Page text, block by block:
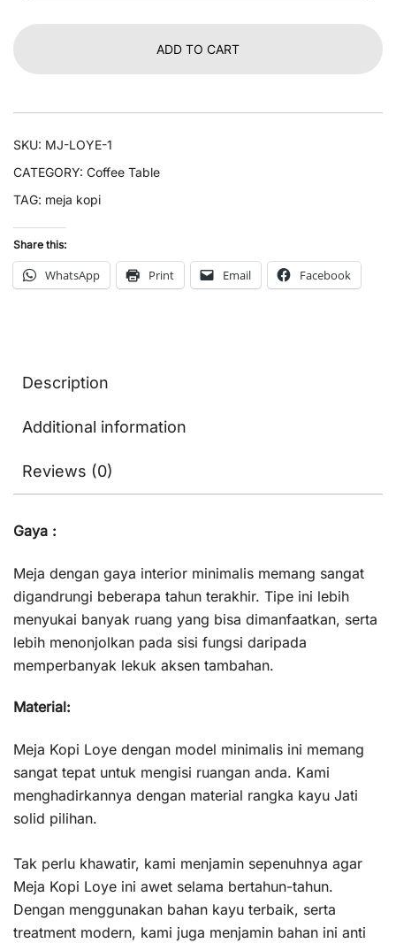
ADD TO CART
SKU: MJ-LOYE-1
CATEGORY: Coffee Table
TAG: meja kopi
Share this:
WhatsApp Print Email Facebook
Description
Additional information
Reviews (0)
Gaya :
Meja dengan gaya interior minimalis memang sangat
digandrungi beberapa tahun terakhir. Tipe ini lebih
menyukai banyak ruang yang bisa dimanfaatkan, serta
lebih menonjolkan pada sisi fungsi daripada
memperbanyak lekuk aksen tambahan.
Material:
Meja Kopi Loye dengan model minimalis ini memang
sangat tepat untuk mengisi ruangan anda. Kami
menghadirkannya dengan material rangka kayu Jati
solid pilihan.
Tak perlu khawatir, kami menjamin sepenuhnya agar
Meja Kopi Loye ini awet selama bertahun-tahun.
Dengan menggunakan bahan kayu terbaik, serta
treatment modern, kami juga menjamin bahan ini anti